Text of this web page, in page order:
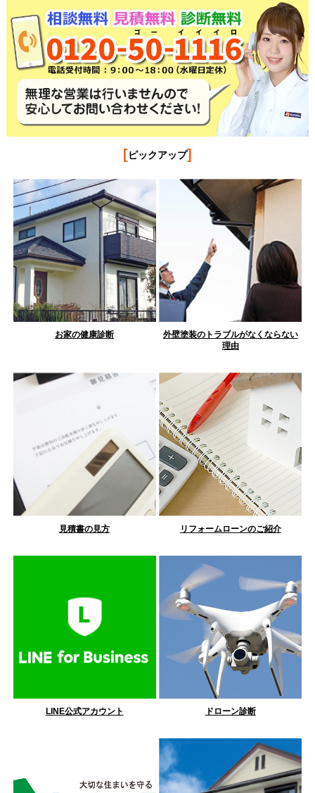
[ピックアップ]
お家の健康診断
外壁塗装のトラブルがなくならない
理由
見積書の見方 リフォームローンのご紹介
LINE公式アカウント ドローン診断